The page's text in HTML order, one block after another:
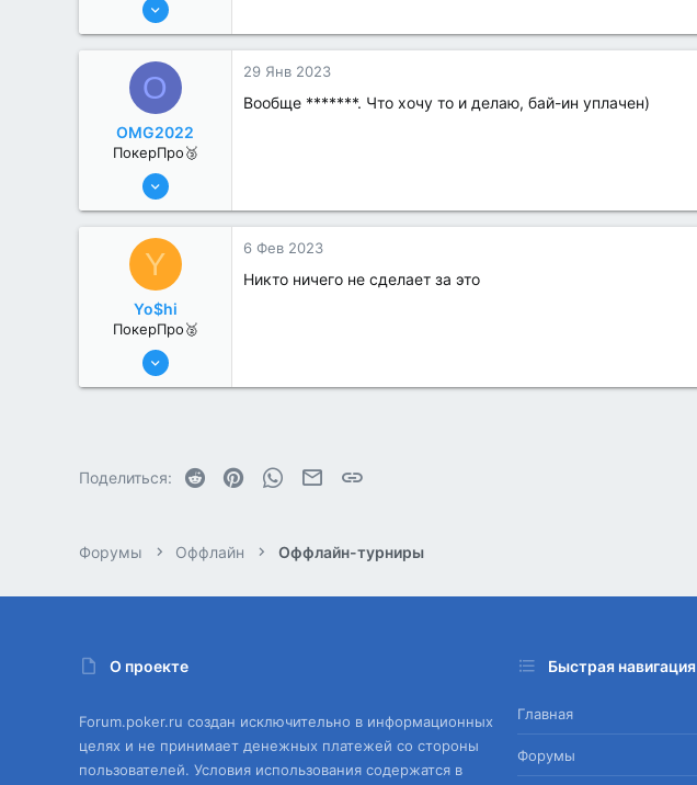
0
O
OMG2022
ПокерПро🥉
25 Июл 2022
0
29 Янв 2023
Вообще *******. Что хочу то и делаю, бай-ин уплачен)
Y
Yo$hi
ПокерПро🥈
25 Июл 2022
6 Фев 2023
Никто ничего не сделает за это
Поделиться: Reddit PinterestWhatsAppЭлектронная почта
Форумы Оффлайн Оффлайн-турниры
О проекте
Forum.poker.ru создан исключительно в информационных
целях и не принимает денежных платежей со стороны
пользователей. Условия использования содержатся в
Быстрая навигация
Главная
Форумы